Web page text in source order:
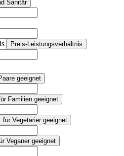
Sanitär
Preis-Leistungsverhältnis
geeignet
Familien geeignet
für Vegetarier geeignet
Veganer geeignet